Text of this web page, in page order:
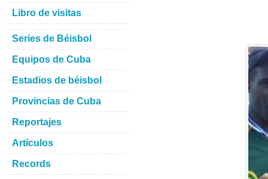
Libro de visitas
Series de Béisbol
Equipos de Cuba
Estadios de béisbol
Provincias de Cuba
Reportajes
Artículos
Records